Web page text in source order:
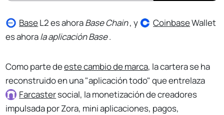
BaseL2 es ahoraBase Chain, y CoinbaseWallet
es ahorala aplicación Base.
Como parte deeste cambio de marca, la cartera se ha
reconstruido en una "aplicación todo" que entrelaza
Farcastersocial, la monetización de creadores
impulsada por Zora, mini aplicaciones, pagos,